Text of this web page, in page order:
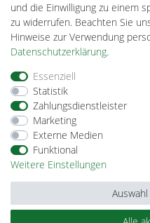
Plentino-Shop
gAGaLamp
Drohnenstore24
MeinUSB
Batteriespeicher
PlentiSolar
Gebrauchtlicht
Ledkauf
DEYESOLAR
Lightech Connect
CardanLight Europe
FORTIMO LEDs
Wallbox24
und die Einwilligung zu einem
zu widerrufen. Beachten Sie
Hinweise zur Verwendung
Daten­schutz­erklärung.
Essenziell
Statistik
Zahlungsdienstleister
Marketing
Externe Medien
Funktional
Weitere Einstellungen